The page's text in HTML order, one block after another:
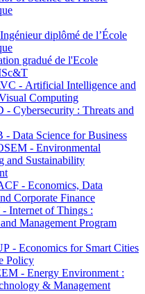
diplômé de l’École
gradué de l'Ecole
- Artificial Intelligence and
Computing
- Cybersecurity : Threats and
- Data Science for Business
- Environmental
and Sustainability
- Economics, Data
Corporate Finance
Internet of Things :
Management Program
- Economics for Smart Cities
Policy
- Energy Environment :
& Management